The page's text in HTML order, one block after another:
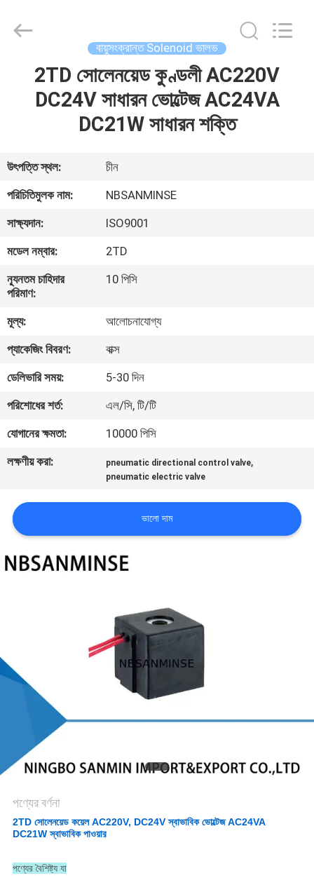
আমাদের
সম্পর্কে
কারখানা
ভ্রমণ
নিয়ন্ত্রণ
যোগাযোগ
করুন
খবর
জন্য
আবেদন
গোপনীয়তা
নীতি
Export
বায়ুসংক্রান্ত Solenoid ভালভ
2TD সোলেনয়েড কুণ্ডলী AC220V
DC24V সাধারন ভোল্টেজ AC24VA
DC21W সাধারন শক্তি
উৎপত্তি স্থল:
চীন
পরিচিতিমুলক নাম:
NBSANMINSE
সাক্ষ্যদান:
ISO9001
মডেল নম্বার:
2TD
ন্যূনতম চাহিদার
পরিমাণ:
10 পিসি
মূল্য:
আলোচনাযোগ্য
প্যাকেজিং বিবরণ:
বাক্স
ডেলিভারি সময়:
5-30 দিন
পরিশোধের শর্ত:
এল/সি, টি/টি
যোগানের ক্ষমতা:
10000 পিসি
লক্ষণীয় করা:
pneumatic directional control valve,
pneumatic electric valve
ভালো দাম
পণ্যের বর্ণনা
2TD সোলেনয়েড কয়েল AC220V, DC24V স্বাভাবিক ভোল্টেজ AC24VA
DC21W স্বাভাবিক পাওয়ার
পণ্যের বৈশিষ্ট্য যা